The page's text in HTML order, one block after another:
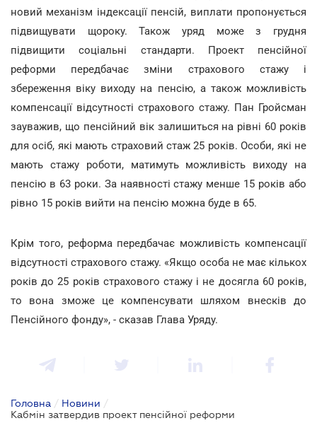
новий механізм індексації пенсій, виплати пропонується
підвищувати щороку. Також уряд може з грудня
підвищити соціальні стандарти. Проект пенсійної
реформи передбачає зміни страхового стажу і
збереження віку виходу на пенсію, а також можливість
компенсації відсутності страхового стажу. Пан Гройсман
зауважив, що пенсійний вік залишиться на рівні 60 років
для осіб, які мають страховий стаж 25 років. Особи, які не
мають стажу роботи, матимуть можливість виходу на
пенсію в 63 роки. За наявності стажу менше 15 років або
рівно 15 років вийти на пенсію можна буде в 65.
Крім того, реформа передбачає можливість компенсації
відсутності страхового стажу. «Якщо особа не має кількох
років до 25 років страхового стажу і не досягла 60 років,
то вона зможе це компенсувати шляхом внесків до
Пенсійного фонду», - сказав Глава Уряду.
Головна / Новини /
Кабмін затвердив проект пенсійної реформи